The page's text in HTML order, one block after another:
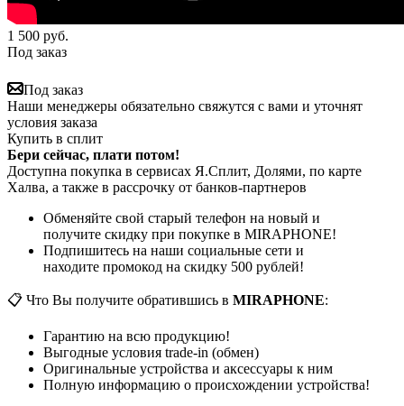
1 500 руб.
Под заказ
Под заказ
Наши менеджеры обязательно свяжутся с вами и уточнят
условия заказа
Купить в сплит
Бери сейчас, плати потом!
Доступна покупка в сервисах Я.Сплит, Долями, по карте
Халва, а также в рассрочку от банков-партнеров
Обменяйте свой старый телефон на новый и
получите скидку при покупке в MIRAPHONE!
Подпишитесь на наши социальные сети и
находите промокод на скидку 500 рублей!
📋 Что Вы получите обратившись в MIRAPHONE:
Гарантию на всю продукцию!
Выгодные условия trade-in (обмен)
Оригинальные устройства и аксессуары к ним
Полную информацию о происхождении устройства!